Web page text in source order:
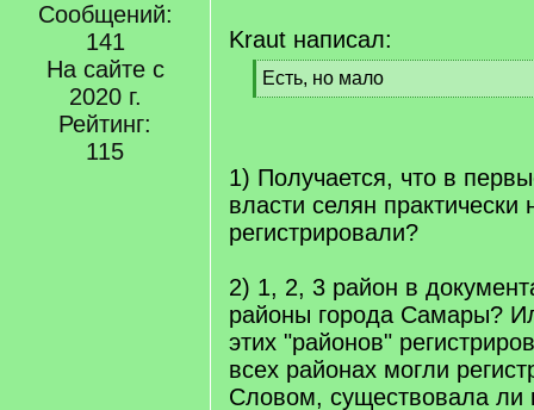
Сообщений:
141
На сайте с
2020 г.
Рейтинг:
115
Kraut написал:
[
q
Есть, но мало
[
1) Получается, что в
власти селян практически
регистрировали?
2) 1, 2, 3 район в
районы города Самары?
этих "районов"
всех районах могли
Словом, существовала ли